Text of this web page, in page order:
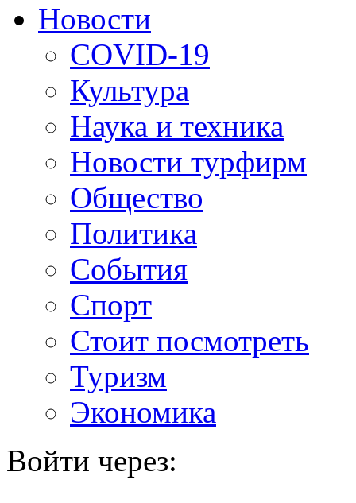
Новости
COVID-19
Культура
Наука и техника
Новости турфирм
Общество
Политика
События
Спорт
Стоит посмотреть
Туризм
Экономика
Войти через: